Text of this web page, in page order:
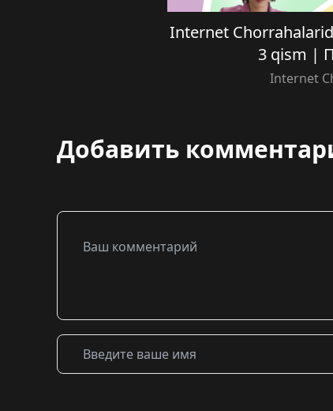
Internet
3 qism |
Internet
Добавить